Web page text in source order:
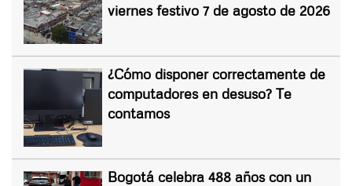
viernes festivo 7 de agosto de 2026
¿Cómo disponer correctamente de
computadores en desuso? Te
contamos
Bogotá celebra 488 años con un